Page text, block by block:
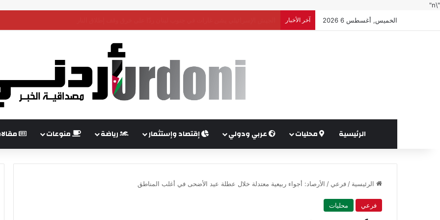
"\n"
الخميس, أغسطس 6 2026
آخر الأخبار
الرئيسية محليات عربي ودولي إقتصاد وإستثمار رياضة منوعات
الرئيسية / فرعي / الأرصاد: أجواء ربيعية معتدلة خلال عطلة عيد الأضحى في أغلب المناطق
فرعي محليات